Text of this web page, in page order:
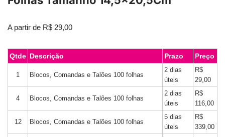
A partir de R$ 29,00
Qtde Descrição Prazo Preço
1 Blocos, Comandas e Talões 100 folhas
2 dias
úteis
R$
29,00
4 Blocos, Comandas e Talões 100 folhas
2 dias
úteis
R$
116,00
12 Blocos, Comandas e Talões 100 folhas
5 dias
úteis
R$
339,00